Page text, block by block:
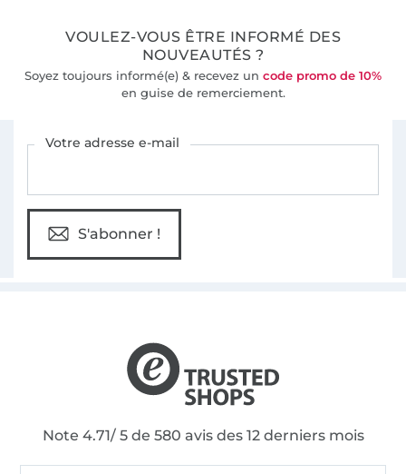
VOULEZ-VOUS ÊTRE INFORMÉ DES
NOUVEAUTÉS ?
Soyez toujours informé(e) & recevez un code promo de 10%
en guise de remerciement.
Votre adresse e-mail
S'abonner !
Note 4.71/ 5 de 580 avis des 12 derniers mois